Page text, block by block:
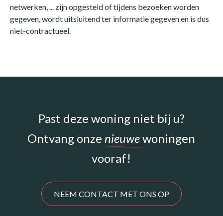
netwerken, ... zijn opgesteld of tijdens bezoeken worden
gegeven, wordt uitsluitend ter informatie gegeven en is dus
niet-contractueel.
Past deze woning niet bij u?
Ontvang onze nieuwewoningen
vooraf!
NEEM CONTACT MET ONS OP